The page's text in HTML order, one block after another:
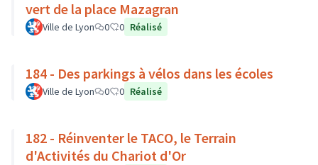
vert de la place Mazagran
Ville de Lyon 0 0 Réalisé
184 - Des parkings à vélos dans les écoles
Ville de Lyon 0 0 Réalisé
182 - Réinventer le TACO, le Terrain
d'Activités du Chariot d'Or